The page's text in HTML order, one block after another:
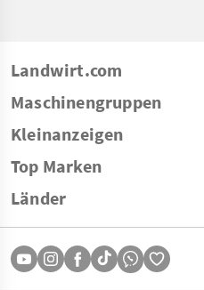
Landwirt.com
Maschinengruppen
Kleinanzeigen
Top Marken
Länder